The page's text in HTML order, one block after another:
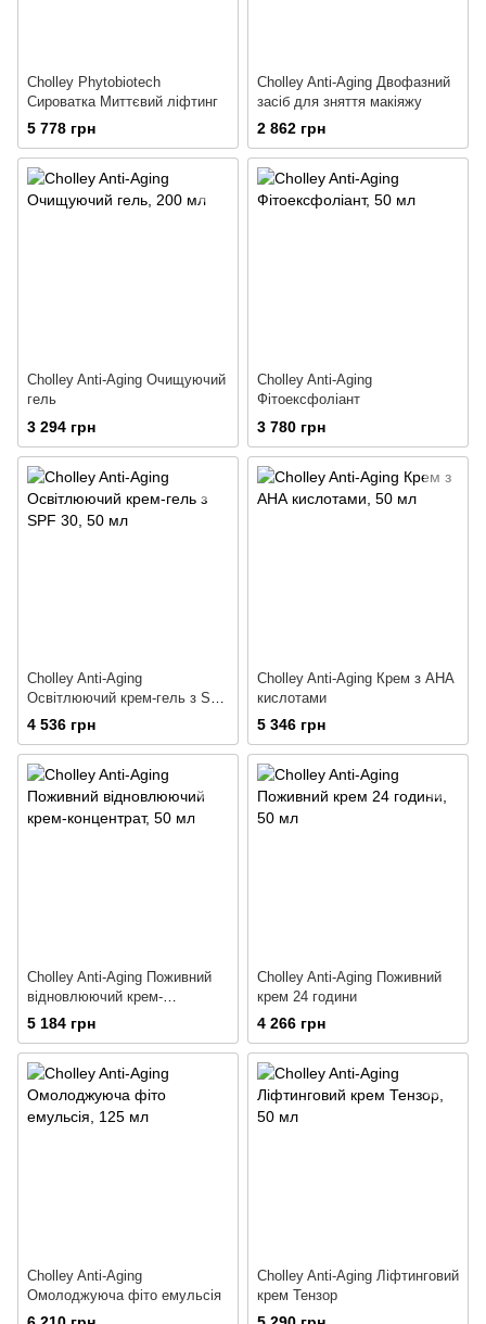
Cholley Phytobiotech
Сироватка Миттєвий ліфтинг
5 778 грн
Cholley Anti-Aging Двофазний
засіб для зняття макіяжу
2 862 грн
Cholley Anti-Aging Очищуючий
гель
3 294 грн
Cholley Anti-Aging
Фітоексфоліант
3 780 грн
Cholley Anti-Aging
Освітлюючий крем-гель з SPF
30
4 536 грн
Cholley Anti-Aging Крем з АНА
кислотами
5 346 грн
Cholley Anti-Aging Поживний
відновлюючий крем-
концентрат
5 184 грн
Cholley Anti-Aging Поживний
крем 24 години
4 266 грн
Cholley Anti-Aging
Омолоджуюча фіто емульсія
Cholley Anti-Aging Ліфтинговий
крем Тензор